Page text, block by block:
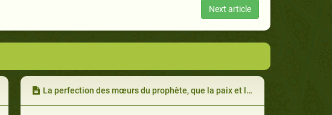
Next article
La perfection des mœurs du prophète, que la paix et les bénédictions d’Allah soient sur lui